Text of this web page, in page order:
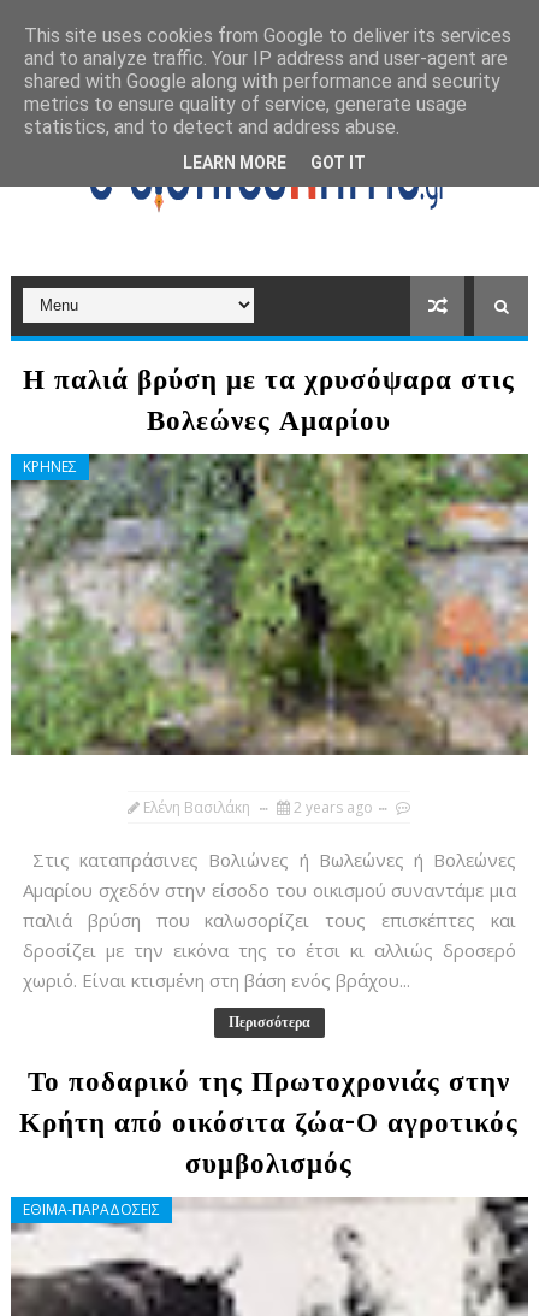
Η παλιά βρύση με τα χρυσόψαρα στις
Βολεώνες Αμαρίου
ΚΡΗΝΕΣ
Ελένη Βασιλάκη 2 years ago
Στις καταπράσινες Βολιώνες ή Βωλεώνες ή Βολεώνες
Αμαρίου σχεδόν στην είσοδο του οικισμού συναντάμε μια
παλιά βρύση που καλωσορίζει τους επισκέπτες και
δροσίζει με την εικόνα της το έτσι κι αλλιώς δροσερό
χωριό. Είναι κτισμένη στη βάση ενός βράχου...
Περισσότερα
Το ποδαρικό της Πρωτοχρονιάς στην
Κρήτη από οικόσιτα ζώα-Ο αγροτικός
συμβολισμός
ΕΘΙΜΑ-ΠΑΡΑΔΟΣΕΙΣ
This site uses cookies from Google to deliver its services
and to analyze traffic. Your IP address and user-agent are
shared with Google along with performance and security
metrics to ensure quality of service, generate usage
statistics, and to detect and address abuse.
LEARN MORE GOT IT